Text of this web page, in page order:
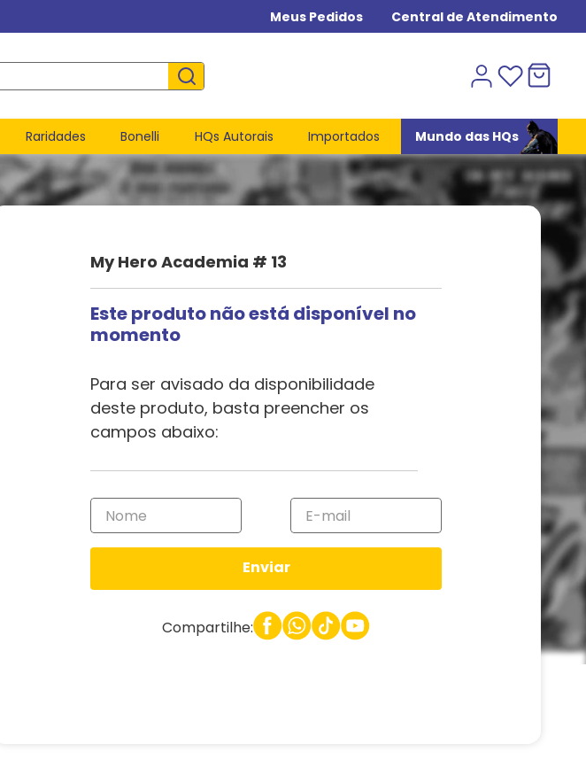
Meus Pedidos Central de Atendimento
Raridades Bonelli HQs Autorais Importados Mundo das HQs
My Hero Academia # 13
Este produto não está disponível no
momento
Para ser avisado da disponibilidade
deste produto, basta preencher os
campos abaixo:
Enviar
Compartilhe: